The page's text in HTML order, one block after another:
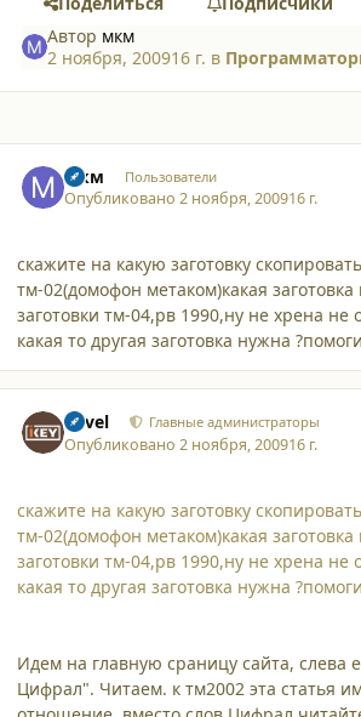
Автор мкм
2 ноября, 200916 г. в
мкм Пользователи
Опубликовано2 ноября, 200916 г.
скажите на какую заготовку
тм-02(домофон метаком)какая заготовка
заготовки тм-04,рв 1990,ну не хрена не
какая то другая заготовка нужна
Pavel Главные администраторы
Опубликовано2 ноября, 200916 г.
скажите на какую заготовку
тм-02(домофон метаком)какая заготовка
заготовки тм-04,рв 1990,ну не хрена не
какая то другая заготовка нужна
Идем на главную сраницу сайта, слева
Цифрал". Читаем. к тм2002 эта статья